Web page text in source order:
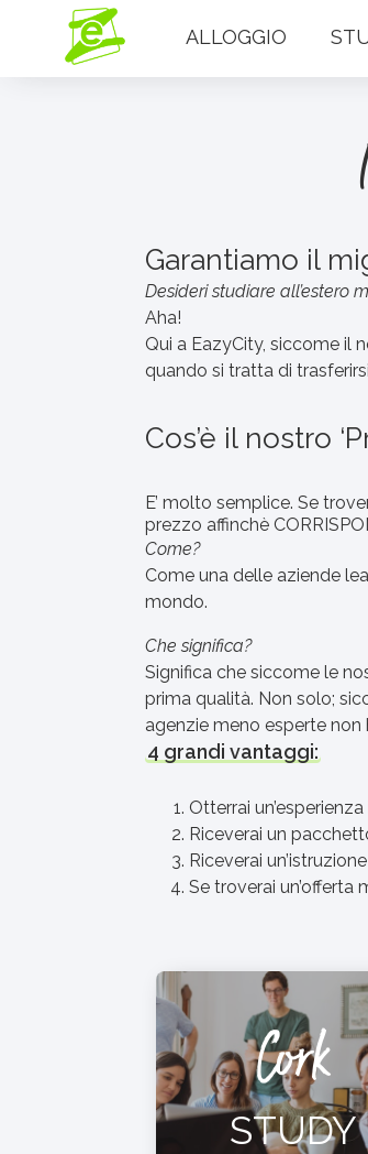
ALLOGGIO
Garantiamo il
Desideri studiare all’estero
Aha!
Qui a EazyCity, siccome il
quando si tratta di trasferirsi
Cos’è il nostro
E’ molto semplice. Se
prezzo affinchè
Come?
Come una delle aziende
mondo.
Che significa?
Significa che siccome le
prima qualità. Non solo;
agenzie meno esperte non
4 grandi vantaggi:
Otterrai
Riceverai un
Riceverai
Se troverai un’offerta
Cork
STUDY